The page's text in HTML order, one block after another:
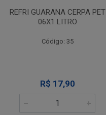
REFRI GUARANA CERPA PET
06X2 LITROS
Código: 30
R$ 26,90